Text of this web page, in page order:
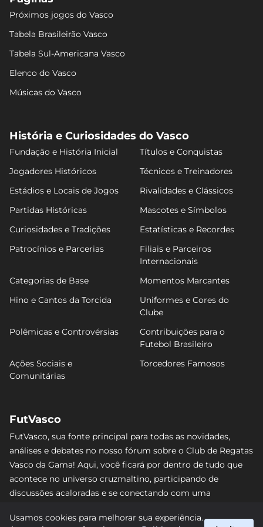
Próximos jogos do Vasco
Tabela Brasileirão Vasco
Tabela Sul-Americana Vasco
Elenco do Vasco
Músicas do Vasco
História e Curiosidades do Vasco
Fundação e História Inicial
Títulos e Conquistas
Jogadores Históricos
Técnicos e Treinadores
Estádios e Locais de Jogos
Rivalidades e Clássicos
Partidas Históricas
Mascotes e Símbolos
Curiosidades e Tradições
Estatísticas e Recordes
Patrocínios e Parcerias
Filiais e Parceiros
Internacionais
Categorias de Base
Momentos Marcantes
Hino e Cantos da Torcida
Uniformes e Cores do
Clube
Polêmicas e Controvérsias
Contribuições para o
Futebol Brasileiro
Ações Sociais e
Comunitárias
Torcedores Famosos
FutVasco
FutVasco, sua fonte principal para todas as novidades,
análises e debates no nosso fórum sobre o Club de Regatas
Vasco da Gama! Aqui, você ficará por dentro de tudo que
acontece no universo cruzmaltino, participando de
discussões acaloradas e se conectando com uma
nenhum lance e acompanhe de perto o caminho do Vasco
Usamos cookies para melhorar sua experiência.